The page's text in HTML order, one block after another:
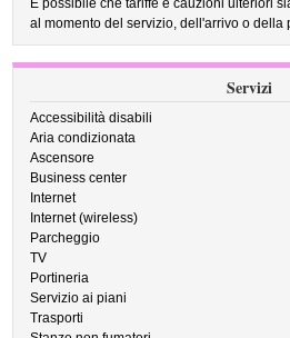
È possibile che tariffe e cauzioni ulteriori
al momento del servizio, dell'arrivo o della
Servizi
Accessibilità disabili
Aria condizionata
Ascensore
Business center
Internet
Internet (wireless)
Parcheggio
TV
Portineria
Servizio ai piani
Trasporti